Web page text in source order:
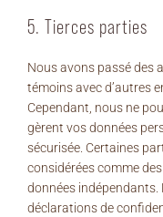
5. Tierces parties
Nous avons passé des
témoins avec d’autres
Cependant, nous ne
gèrent vos données
sécurisée. Certaines
considérées comme
données indépendants.
déclarations de